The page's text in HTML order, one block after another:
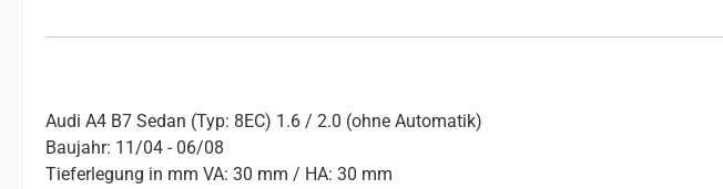
Audi A4 B7 Sedan (Typ: 8EC) 1.6 / 2.0 (ohne Automatik)
Baujahr: 11/04 - 06/08
Tieferlegung in mm VA: 30 mm / HA: 30 mm